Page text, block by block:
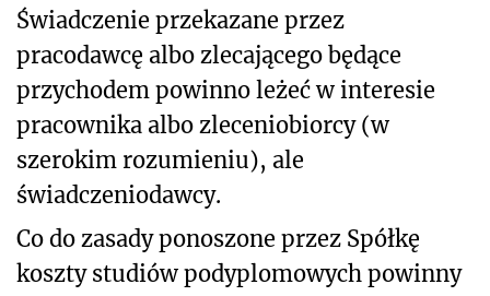
Świadczenie przekazane przez
pracodawcę albo zlecającego będące
przychodem powinno leżeć w interesie
pracownika albo zleceniobiorcy (w
szerokim rozumieniu), ale
świadczeniodawcy.
Co do zasady ponoszone przez Spółkę
koszty studiów podyplomowych powinny